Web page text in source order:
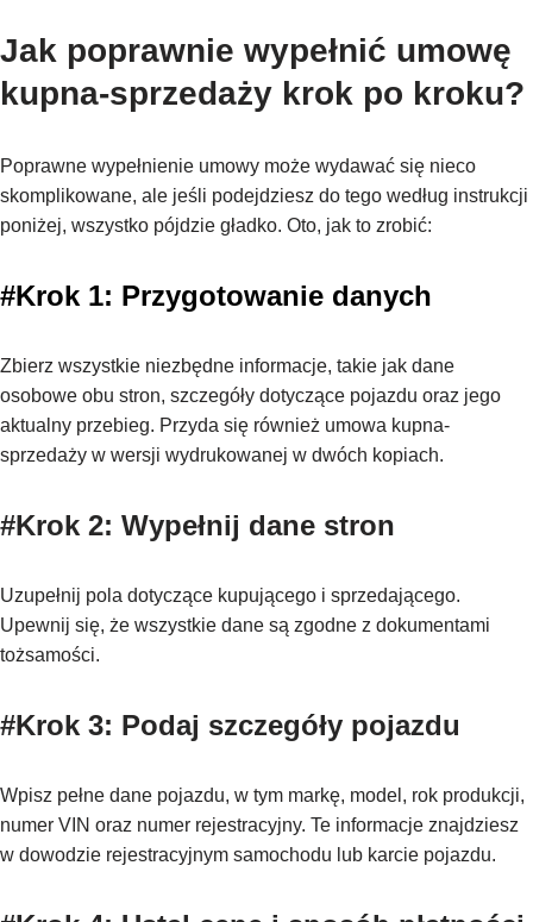
Jak poprawnie wypełnić umowę
kupna-sprzedaży krok po kroku?
Poprawne wypełnienie umowy może wydawać się nieco
skomplikowane, ale jeśli podejdziesz do tego według instrukcji
poniżej, wszystko pójdzie gładko. Oto, jak to zrobić:
#Krok 1: Przygotowanie danych
Zbierz wszystkie niezbędne informacje, takie jak dane
osobowe obu stron, szczegóły dotyczące pojazdu oraz jego
aktualny przebieg. Przyda się również umowa kupna-
sprzedaży w wersji wydrukowanej w dwóch kopiach.
#Krok 2: Wypełnij dane stron
Uzupełnij pola dotyczące kupującego i sprzedającego.
Upewnij się, że wszystkie dane są zgodne z dokumentami
tożsamości.
#Krok 3: Podaj szczegóły pojazdu
Wpisz pełne dane pojazdu, w tym markę, model, rok produkcji,
numer VIN oraz numer rejestracyjny. Te informacje znajdziesz
w dowodzie rejestracyjnym samochodu lub karcie pojazdu.